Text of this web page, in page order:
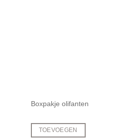
Boxpakje olifanten
TOEVOEGEN